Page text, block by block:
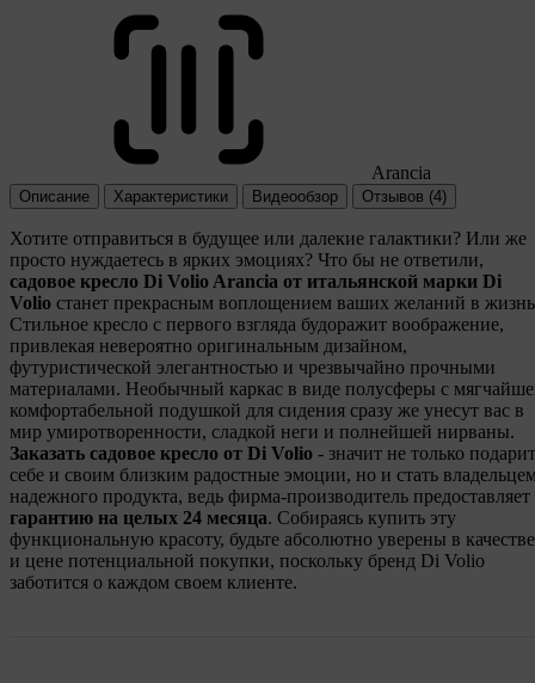
Arancia
Описание Характеристики Видеообзор Отзывов (4)
Хотите отправиться в будущее или далекие галактики? Или же
просто нуждаетесь в ярких эмоциях? Что бы не ответили,
садовое кресло Di Volio Arancia от итальянской марки Di
Volio станет прекрасным воплощением ваших желаний в
Стильное кресло с первого взгляда будоражит воображение,
привлекая невероятно оригинальным дизайном,
футуристической элегантностью и чрезвычайно прочными
материалами. Необычный каркас в виде полусферы с
комфортабельной подушкой для сидения сразу же унесут вас в
мир умиротворенности, сладкой неги и полнейшей нирваны.
Заказать садовое кресло от Di Volio - значит не только
себе и своим близким радостные эмоции, но и стать
надежного продукта, ведь фирма-производитель предоставляет
гарантию на целых 24 месяца. Собираясь купить эту
функциональную красоту, будьте абсолютно уверены в качестве
и цене потенциальной покупки, поскольку бренд Di Volio
заботится о каждом своем клиенте.